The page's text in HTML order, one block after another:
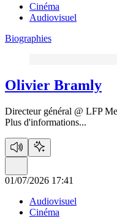
Cinéma
Audiovisuel
Biographies
Olivier Bramly
Directeur général @ LFP
Plus d'informations...
01/07/2026 17:41
Audiovisuel
Cinéma